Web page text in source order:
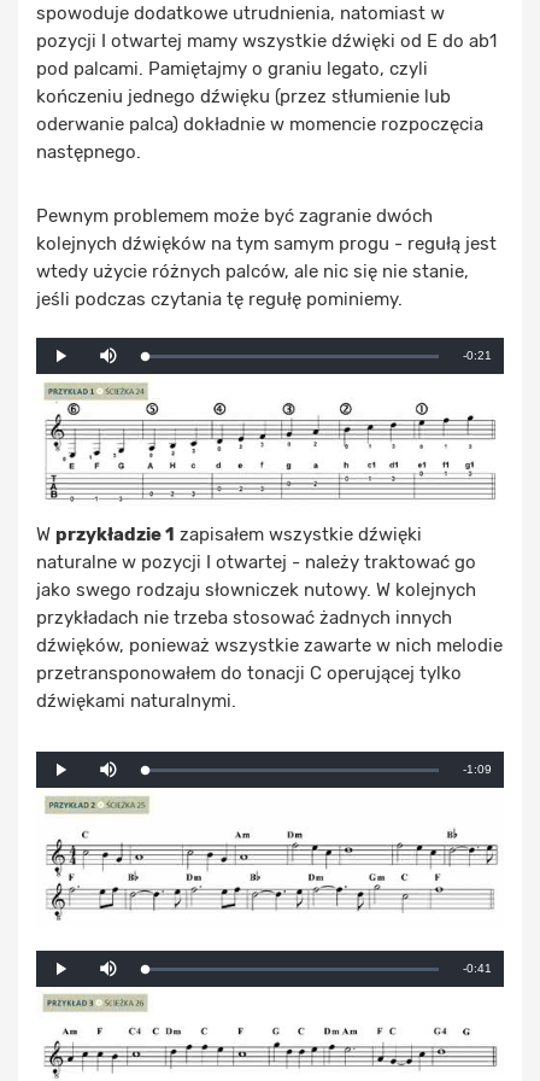
spowoduje dodatkowe utrudnienia, natomiast w
pozycji I otwartej mamy wszystkie dźwięki od E do ab1
pod palcami. Pamiętajmy o graniu legato, czyli
kończeniu jednego dźwięku (przez stłumienie lub
oderwanie palca) dokładnie w momencie rozpoczęcia
następnego.
Pewnym problemem może być zagranie dwóch
kolejnych dźwięków na tym samym progu - regułą jest
wtedy użycie różnych palców, ale nic się nie stanie,
jeśli podczas czytania tę regułę pominiemy.
Play
Loaded:
0%
Progress:
0%
Remaining
-0:21
W przykładzie 1 zapisałem wszystkie dźwięki
naturalne w pozycji I otwartej - należy traktować go
jako swego rodzaju słowniczek nutowy. W kolejnych
przykładach nie trzeba stosować żadnych innych
dźwięków, ponieważ wszystkie zawarte w nich melodie
przetransponowałem do tonacji C operującej tylko
dźwiękami naturalnymi.
Play
Loaded:
0%
Progress:
0%
Remaining
-1:09
Play
Loaded:
0%
Progress:
0%
Remaining
-0:41